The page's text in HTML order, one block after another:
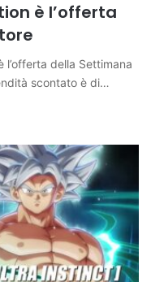
è l’offerta
l’offerta della Settimana
scontato è di…